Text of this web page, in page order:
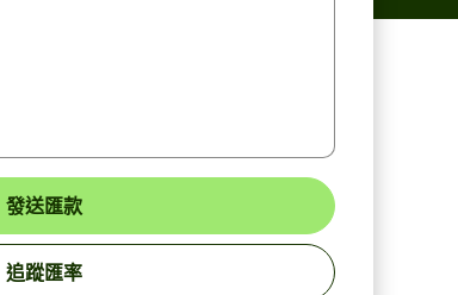
發送匯款
追蹤匯率